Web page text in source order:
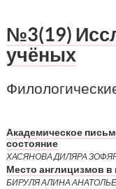
№3(19)
учёных
Академическое
состояние
ХАСЯНОВА ДИЛЯРА
Место англицизмов в
БИРУЛЯ АЛИНА